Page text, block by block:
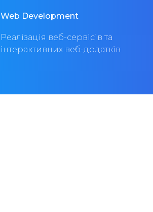
Web Development
Реалізація веб-сервісів та
інтерактивних веб-додатків